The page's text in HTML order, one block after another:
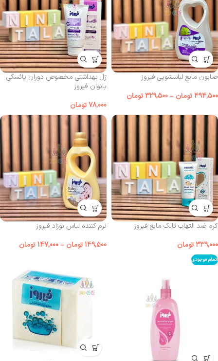
صابون مایع لباسشویی فیروز
494,500 تومان –
329,500تومان
ژل بهداشتی مخصوص دوران یائسگی
بانوان فیروز
78,000تومان
کرم ضد التهاب تالک مایع فیروز
339,000تومان
نرم‌ کننده لباس نوزاد فیروز
149,500 تومان –
147,000 تومان
اتمام موجودی